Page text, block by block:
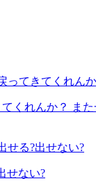
くれんか？ ま
せない?